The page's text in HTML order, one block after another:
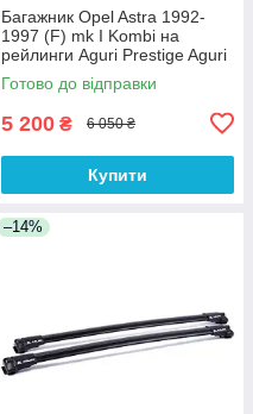
Багажник Opel Astra 1992-
1997 (F) mk I Kombi на
рейлинги Aguri Prestige Aguri
Готово до відправки
5 200 ₴ 6 050 ₴
Купити
–14%